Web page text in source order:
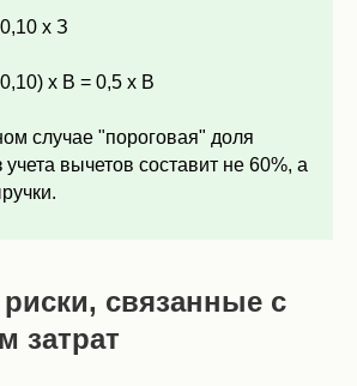
х З
х В = 0,5 х В
случае "пороговая" доля
учета вычетов составит не 60%, а
риски, связанные с
затрат